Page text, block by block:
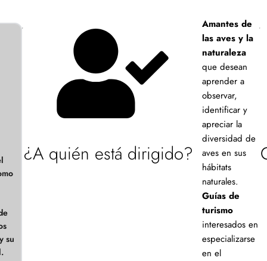
su
¿A quién está dirigido?
Amantes de
las aves y la
naturaleza
que desean
aprender a
observar,
identificar y
apreciar la
diversidad de
aves en sus
hábitats
naturales.
Guías de
turismo
interesados en
especializarse
en el